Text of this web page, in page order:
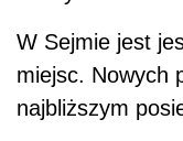
W Sejmie jest
miejsc. Nowych
najbliższym